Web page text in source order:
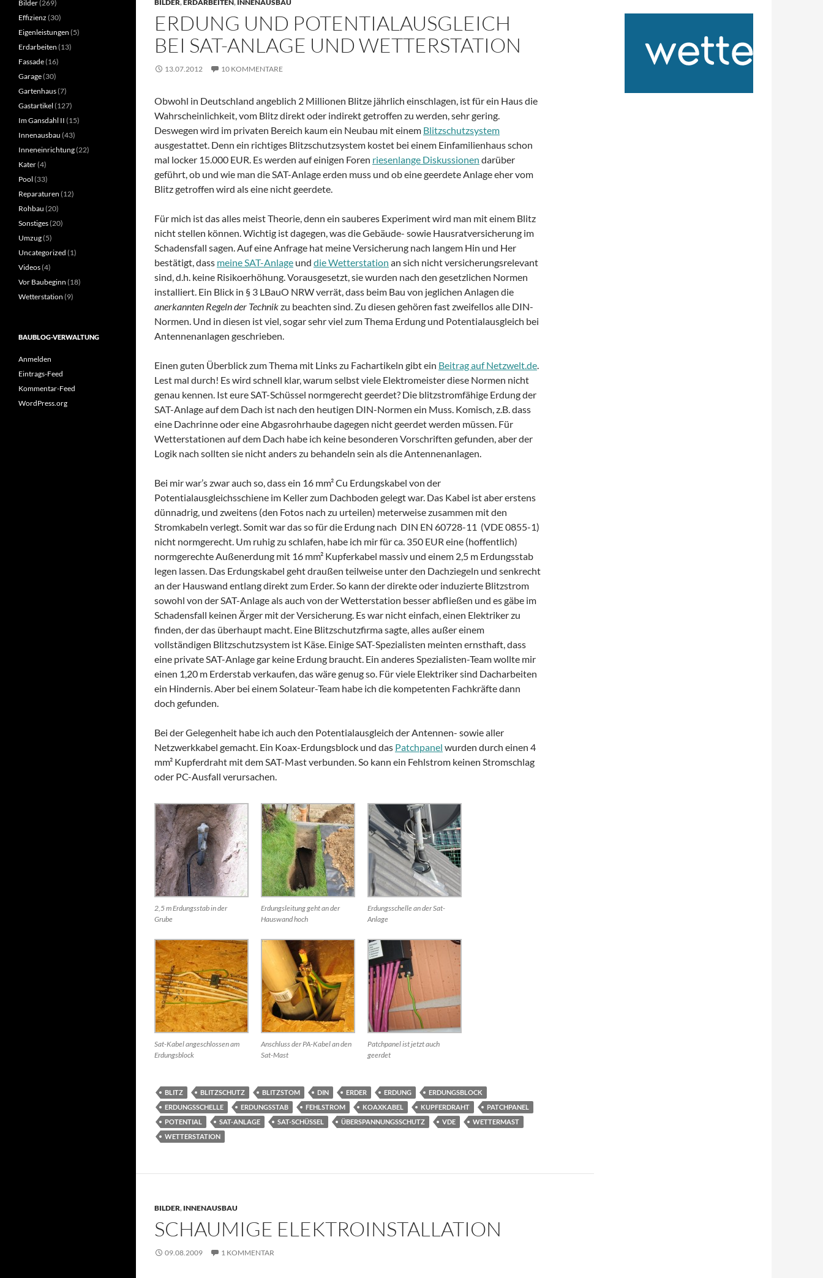
BILDER,ERDARBEITEN, INNENAUSBAU
ERDUNG UND POTENTIALAUSGLEICH
BEI SAT-ANLAGE UND WETTERSTATION
13.07.2012 10 KOMMENTARE
Obwohl in Deutschland angeblich 2 Millionen Blitze jährlich einschlagen, ist für ein Haus die
Wahrscheinlichkeit, vom Blitz direkt oder indirekt getroffen zu werden, sehr gering.
Deswegen wird im privaten Bereich kaum ein Neubau mit einem Blitzschutzsystem
ausgestattet. Denn ein richtiges Blitzschutzsystem kostet bei einem Einfamilienhaus schon
mal locker 15.000 EUR. Es werden auf einigen Foren riesenlange Diskussionen darüber
geführt, ob und wie man die SAT-Anlage erden muss und ob eine geerdete Anlage eher vom
Blitz getroffen wird als eine nicht geerdete.
Für mich ist das alles meist Theorie, denn ein sauberes Experiment wird man mit einem Blitz
nicht stellen können. Wichtig ist dagegen, was die Gebäude- sowie Hausratversicherung im
Schadensfall sagen. Auf eine Anfrage hat meine Versicherung nach langem Hin und Her
bestätigt, dass meine SAT-Anlage und die Wetterstation an sich nicht versicherungsrelevant
sind, d.h. keine Risikoerhöhung. Vorausgesetzt, sie wurden nach den gesetzlichen Normen
installiert. Ein Blick in § 3 LBauO NRW verrät, dass beim Bau von jeglichen Anlagen die
anerkannten Regeln der Technikzu beachten sind. Zu diesen gehören fast zweifellos alle DIN-
Normen. Und in diesen ist viel, sogar sehr viel zum Thema Erdung und Potentialausgleich bei
Antennenanlagen geschrieben.
Einen guten Überblick zum Thema mit Links zu Fachartikeln gibt ein Beitrag auf Netzwelt.de.
Lest mal durch! Es wird schnell klar, warum selbst viele Elektromeister diese Normen nicht
genau kennen. Ist eure SAT-Schüssel normgerecht geerdet? Die blitzstromfähige Erdung der
SAT-Anlage auf dem Dach ist nach den heutigen DIN-Normen ein Muss. Komisch, z.B. dass
eine Dachrinne oder eine Abgasrohrhaube dagegen nicht geerdet werden müssen. Für
Wetterstationen auf dem Dach habe ich keine besonderen Vorschriften gefunden, aber der
Logik nach sollten sie nicht anders zu behandeln sein als die Antennenanlagen.
Bei mir war’s zwar auch so, dass ein 16 mm² Cu Erdungskabel von der
Potentialausgleichsschiene im Keller zum Dachboden gelegt war. Das Kabel ist aber erstens
dünnadrig, und zweitens (den Fotos nach zu urteilen) meterweise zusammen mit den
Stromkabeln verlegt. Somit war das so für die Erdung nach DIN EN 60728-11 (VDE 0855-1)
nicht normgerecht. Um ruhig zu schlafen, habe ich mir für ca. 350 EUR eine (hoffentlich)
normgerechte Außenerdung mit 16 mm² Kupferkabel massiv und einem 2,5 m Erdungsstab
legen lassen. Das Erdungskabel geht draußen teilweise unter den Dachziegeln und senkrecht
an der Hauswand entlang direkt zum Erder. So kann der direkte oder induzierte Blitzstrom
sowohl von der SAT-Anlage als auch von der Wetterstation besser abfließen und es gäbe im
Schadensfall keinen Ärger mit der Versicherung. Es war nicht einfach, einen Elektriker zu
finden, der das überhaupt macht. Eine Blitzschutzfirma sagte, alles außer einem
vollständigen Blitzschutzsystem ist Käse. Einige SAT-Spezialisten meinten ernsthaft, dass
eine private SAT-Anlage gar keine Erdung braucht. Ein anderes Spezialisten-Team wollte mir
einen 1,20 m Erderstab verkaufen, das wäre genug so. Für viele Elektriker sind Dacharbeiten
ein Hindernis. Aber bei einem Solateur-Team habe ich die kompetenten Fachkräfte dann
doch gefunden.
Bei der Gelegenheit habe ich auch den Potentialausgleich der Antennen- sowie aller
Netzwerkkabel gemacht. Ein Koax-Erdungsblock und das Patchpanel wurden durch einen 4
mm² Kupferdraht mit dem SAT-Mast verbunden. So kann ein Fehlstrom keinen Stromschlag
oder PC-Ausfall verursachen.
2,5 m Erdungsstab in der
Grube
Erdungsleitung geht an der
Hauswand hoch
Erdungsschelle an der Sat-
Anlage
Sat-Kabel angeschlossen am
Erdungsblock
Anschluss der PA-Kabel an den
Sat-Mast
Patchpanel ist jetzt auch
geerdet
BLITZ BLITZSCHUTZ BLITZSTOM DIN ERDER ERDUNG
ERDUNGSBLOCK
ERDUNGSSCHELLE
ERDUNGSSTAB FEHLSTROM KOAXKABEL KUPFERDRAHT
PATCHPANEL
POTENTIAL
SAT-ANLAGE SAT-SCHÜSSEL ÜBERSPANNUNGSSCHUTZ VDE
WETTERMAST
WETTERSTATION
BILDER, INNENAUSBAU
SCHAUMIGE ELEKTROINSTALLATION
09.08.2009 1 KOMMENTAR
Bilder(269)
Effizienz (30)
Eigenleistungen (5)
Erdarbeiten (13)
Fassade(16)
Garage(30)
Gartenhaus(7)
Gastartikel (127)
Im Gansdahl II (15)
Innenausbau (43)
Inneneinrichtung(22)
Kater(4)
Pool (33)
Reparaturen (12)
Rohbau (20)
Sonstiges(20)
Umzug(5)
Uncategorized (1)
Videos(4)
Vor Baubeginn (18)
Wetterstation (9)
BAUBLOG-VERWALTUNG
Anmelden
Eintrags-Feed
Kommentar-Feed
WordPress.org